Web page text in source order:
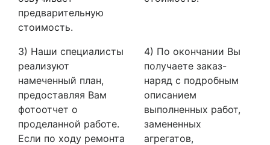
предварительную
стоимость.
3) Наши специалисты
реализуют
намеченный план,
предоставляя Вам
фотоотчет о
проделанной работе.
Если по ходу ремонта
4) По окончании Вы
получаете заказ-
наряд с подробным
описанием
выполненных работ,
замененных
агрегатов,